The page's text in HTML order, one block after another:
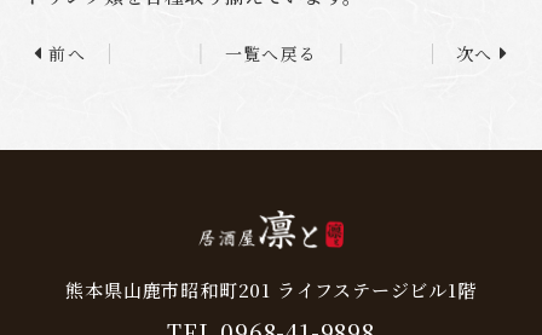
前へ 一覧へ戻る 次へ
熊本県山鹿市昭和町201 ライフステージビル1階